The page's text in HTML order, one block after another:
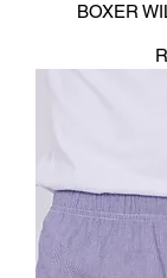
BOXER